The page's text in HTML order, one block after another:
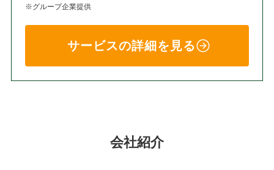
※グループ企業提供
サービスの詳細を見る
会社紹介